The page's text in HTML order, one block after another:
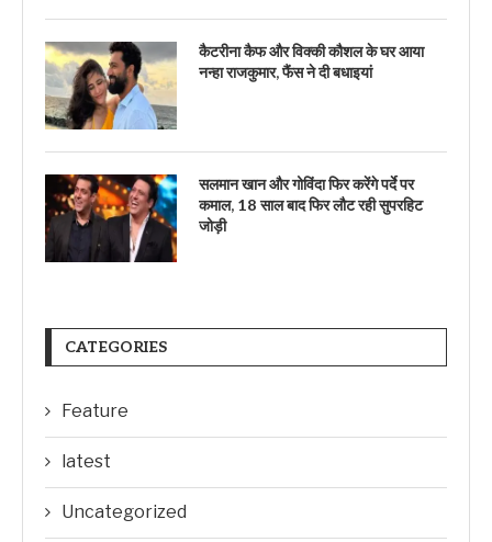
कैटरीना कैफ और विक्की कौशल के घर आया
नन्हा राजकुमार, फैंस ने दी बधाइयां
सलमान खान और गोविंदा फिर करेंगे पर्दे पर
कमाल, 18 साल बाद फिर लौट रही सुपरहिट
जोड़ी
CATEGORIES
Feature
latest
Uncategorized